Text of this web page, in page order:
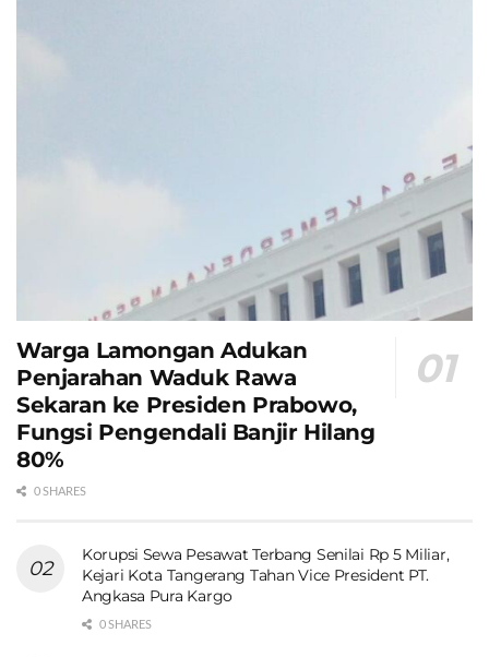
Warga Lamongan Adukan
Penjarahan Waduk Rawa
Sekaran ke Presiden Prabowo,
Fungsi Pengendali Banjir Hilang
80%
0 SHARES
Korupsi Sewa Pesawat Terbang Senilai Rp 5 Miliar,
Kejari Kota Tangerang Tahan Vice President PT.
Angkasa Pura Kargo
0 SHARES